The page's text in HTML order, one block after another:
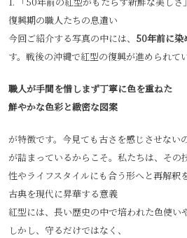
復興期の職人たちの息遣い
今回ご紹介する写真の中には、 50年前に染
す。戦後の沖縄で紅型の復興が進められて
職人が手間を惜しまず丁寧に色を重ねた
鮮やかな色彩と緻密な図案
が特徴です。今見ても古さを感じさせない
が詰まっているからこそ。私たちは、その
性やライフスタイルにも合う形へと再解釈
古典を現代に昇華する意義
紅型には、長い歴史の中で培われた色使い
しかし、守るだけではなく、